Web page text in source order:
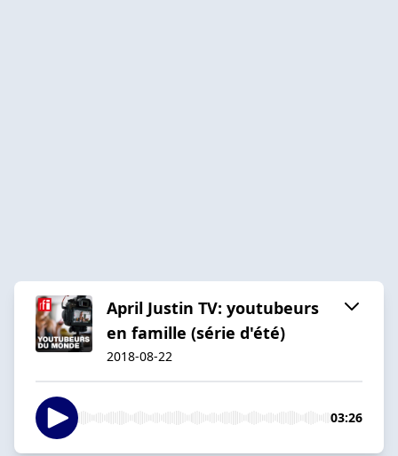
April Justin TV: youtubeurs
en famille (série d'été)
2018-08-22
03:26